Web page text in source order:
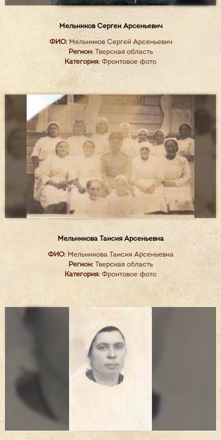
Мельников Сергей Арсеньевич
ФИО:Мельников Сергей Арсеньевич
Регион:Тверская область
Категория:Фронтовое фото
Мельникова Таисия Арсеньевна
ФИО:Мельникова Таисия Арсеньевна
Регион:Тверская область
Категория: Фронтовое фото